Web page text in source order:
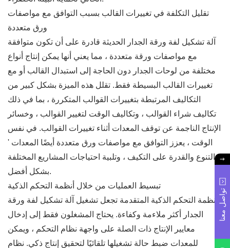
تقليل التكلفة في تغييرات القالب بسبب التوافق مع مواصفات
ورق متعددة
آلة تشكيل لفة ورقة الجدار الحديثة قادرة على أن تكون متوافقة
مع مواصفات ورقة متعددة ، مما يعني أنها يمكن إنتاج أنواع
مختلفة من لوحات الجدار دون الحاجة إلى استبدال القالب أو مع
تغييرات القالب البسيطة فقط. تقلل هذه الميزة بشكل كبير من
التكاليف المرتبطة بتغييرات القوالب المتكررة ، بما في ذلك
تكاليف شراء القوالب ، وتكاليف الوقت لتغيير القوالب ، وخسائر
الإنتاج الناجمة عن توقف المعدات أثناء تغييرات القوالب. في نفس
الوقت ، يعزز التوافق مع مواصفات ورق متعددة أيضًا المعدات '
التنوع والقدرة على التكيف ، وتلبية احتياجات المشاريع المختلفة
بشكل أفضل.
تبسيط العمليات من خلال أنظمة التحكم الذكية
أنظمة التحكم الذكية المتقدمة تجعل تشغيل آلة تشكيل لفة ورقة
الجدار أكثر ملاءمة وكفاءة. يحتاج المشغلون فقط إلى إدخال
معايير الإنتاج ذات الصلة على واجهة نظام التحكم ، ويمكن
للمعدات ضبط حالة تشغيلها تلقائيًا لتحقيق إنتاج ذكي. نظام
تواصل معنا